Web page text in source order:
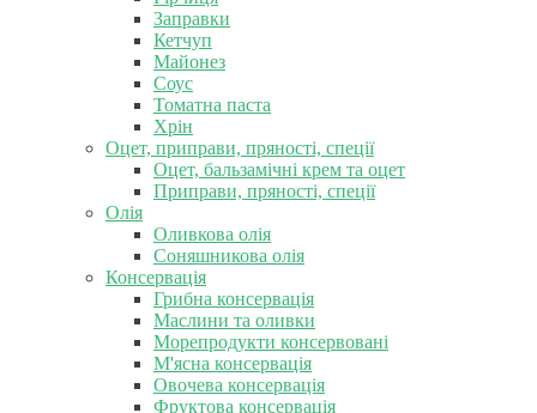
Заправки
Кетчуп
Майонез
Соус
Томатна паста
Хрін
Оцет, приправи, пряності, спеції
Оцет, бальзамічні крем та оцет
Приправи, пряності, спеції
Олія
Оливкова олія
Соняшникова олія
Консервація
Грибна консервація
Маслини та оливки
Морепродукти консервовані
М'ясна консервація
Овочева консервація
Фруктова консервація